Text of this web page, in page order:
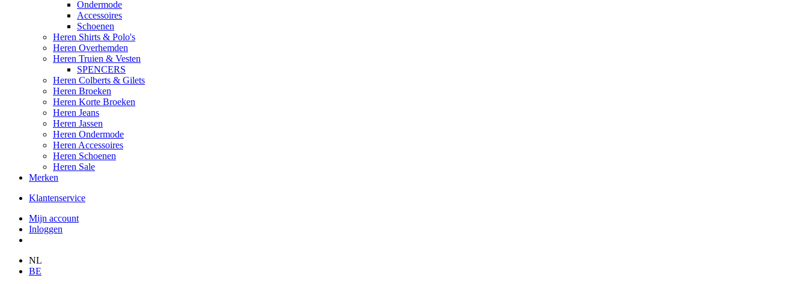
Ondermode
Accessoires
Schoenen
Heren Shirts & Polo's
Heren Overhemden
Heren Truien & Vesten
SPENCERS
Heren Colberts & Gilets
Heren Broeken
Heren Korte Broeken
Heren Jeans
Heren Jassen
Heren Ondermode
Heren Accessoires
Heren Schoenen
Heren Sale
Merken
Klantenservice
Mijn account
Inloggen
NL
BE